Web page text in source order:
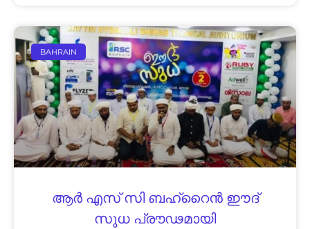
BAHRAIN
ആർ എസ് സി ബഹ്റൈൻ ഈദ്
സുധ പ്രൗഢമായി